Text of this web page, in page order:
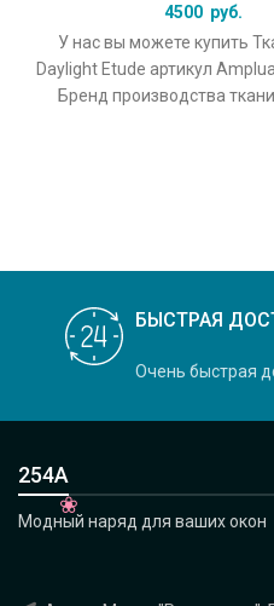
4500 руб.
У нас вы можете купить
Daylight Etude артикул
Бренд производства
БЫСТРАЯ
Очень быстрая
254А
Модный наряд для ваших окон